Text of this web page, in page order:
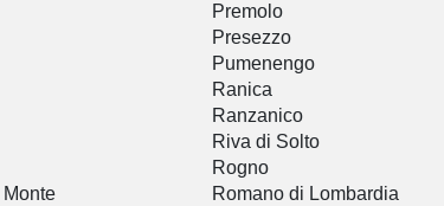
Premolo
Presezzo
Pumenengo
Ranica
Ranzanico
Riva di Solto
Rogno
Romano di Lombardia